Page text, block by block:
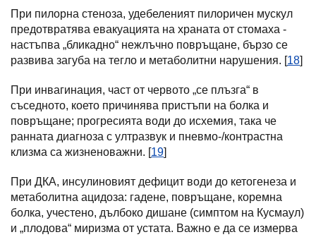
При пилорна стеноза, удебеленият пилоричен мускул
предотвратява евакуацията на храната от стомаха -
настъпва „бликадно“ нежлъчно повръщане, бързо се
развива загуба на тегло и метаболитни нарушения. [18]
При инвагинация, част от червото „се плъзга“ в
съседното, което причинява пристъпи на болка и
повръщане; прогресията води до исхемия, така че
ранната диагноза с ултразвук и пневмо-/контрастна
клизма са жизненоважни. [19]
При ДКА, инсулиновият дефицит води до кетогенеза и
метаболитна ацидоза: гадене, повръщане, коремна
болка, учестено, дълбоко дишане (симптом на Кусмаул)
и „плодова“ миризма от устата. Важно е да се измерва